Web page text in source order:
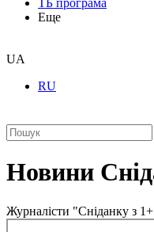
ТБ програма
Еще
UA
RU
Новини
Журналісти "Сніданку з